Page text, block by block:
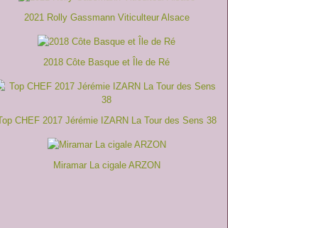
2021 Rolly Gassmann Viticulteur Alsace
2018 Côte Basque et Île de Ré
CHEF 2017 Jérémie IZARN La Tour des Sens 38
Miramar La cigale ARZON